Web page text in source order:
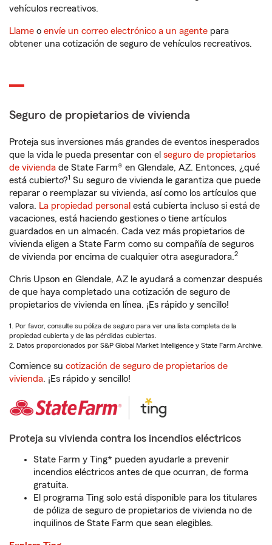
vehículos recreativos.
Llame o envíe un correo electrónico a un agente para
obtener una cotización de seguro de vehículos recreativos.
Seguro de propietarios de vivienda
Proteja sus inversiones más grandes de eventos inesperados
que la vida le pueda presentar con el seguro de propietarios
de vivienda de State Farm® en Glendale, AZ. Entonces, ¿qué
está cubierto?1 Su seguro de vivienda le garantiza que puede
reparar o reemplazar su vivienda, así como los artículos que
valora. La propiedad personal está cubierta incluso si está de
vacaciones, está haciendo gestiones o tiene artículos
guardados en un almacén. Cada vez más propietarios de
vivienda eligen a State Farm como su compañía de seguros
de vivienda por encima de cualquier otra aseguradora.2
Chris Upson en Glendale, AZ le ayudará a comenzar después
de que haya completado una cotización de seguro de
propietarios de vivienda en línea. ¡Es rápido y sencillo!
1. Por favor, consulte su póliza de seguro para ver una lista completa de la
propiedad cubierta y de las pérdidas cubiertas.
2. Datos proporcionados por S&P Global Market Intelligence y State Farm Archive.
Comience su cotización de seguro de propietarios de
vivienda. ¡Es rápido y sencillo!
Proteja su vivienda contra los incendios eléctricos
State Farm y Ting* pueden ayudarle a prevenir
incendios eléctricos antes de que ocurran, de forma
gratuita.
El programa Ting solo está disponible para los titulares
de póliza de seguro de propietarios de vivienda no de
inquilinos de State Farm que sean elegibles.